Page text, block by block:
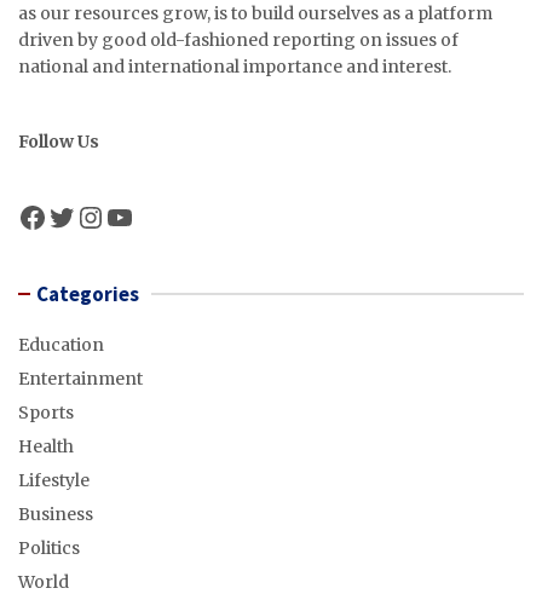
as our resources grow, is to build ourselves as a platform
driven by good old-fashioned reporting on issues of
national and international importance and interest.
Follow Us
Facebook
Twitter
Instagram
YouTube
Categories
Education
Entertainment
Sports
Health
Lifestyle
Business
Politics
World